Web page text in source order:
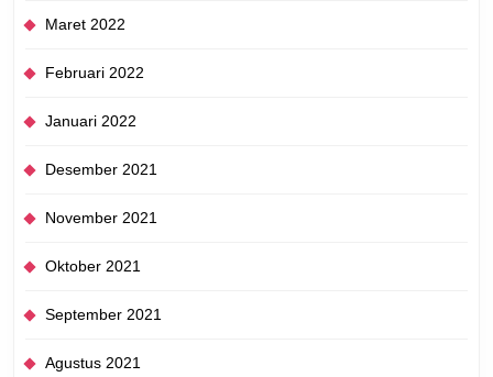
Maret 2022
Februari 2022
Januari 2022
Desember 2021
November 2021
Oktober 2021
September 2021
Agustus 2021